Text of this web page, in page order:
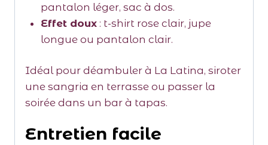
pantalon léger, sac à dos.
Effet doux: t-shirt rose clair, jupe
longue ou pantalon clair.
Idéal pour déambuler à La Latina, siroter
une sangria en terrasse ou passer la
soirée dans un bar à tapas.
Entretien facile